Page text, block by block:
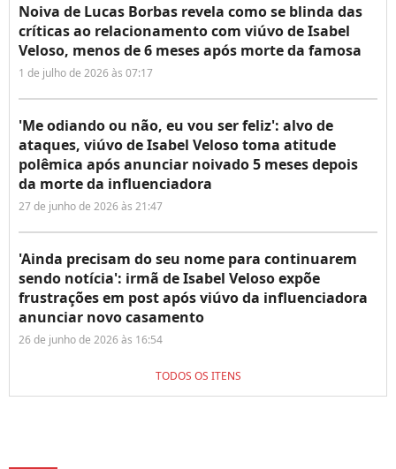
Noiva de Lucas Borbas revela como se blinda das
críticas ao relacionamento com viúvo de Isabel
Veloso, menos de 6 meses após morte da famosa
1 de julho de 2026 às 07:17
'Me odiando ou não, eu vou ser feliz': alvo de
ataques, viúvo de Isabel Veloso toma atitude
polêmica após anunciar noivado 5 meses depois
da morte da influenciadora
27 de junho de 2026 às 21:47
'Ainda precisam do seu nome para continuarem
sendo notícia': irmã de Isabel Veloso expõe
frustrações em post após viúvo da influenciadora
anunciar novo casamento
26 de junho de 2026 às 16:54
TODOS OS ITENS